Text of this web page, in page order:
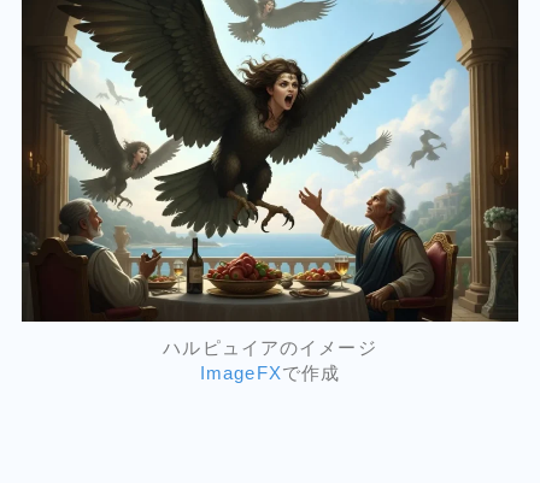
ハルピュイアのイメージ
ImageFXで作成